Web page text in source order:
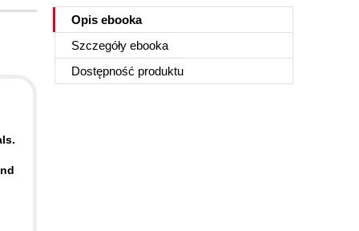
Opis ebooka
Szczegóły ebooka
Dostępność produktu